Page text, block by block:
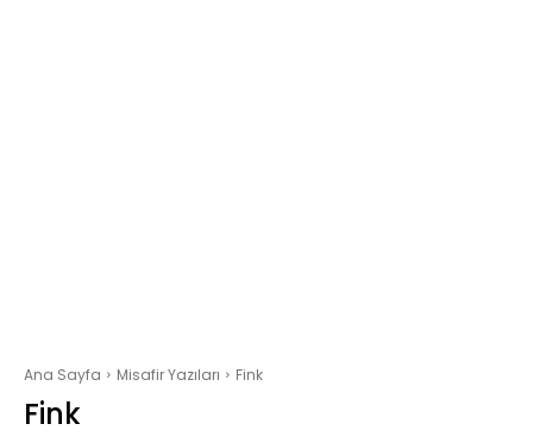
Ana Sayfa Misafir Yazıları Fink
Fink